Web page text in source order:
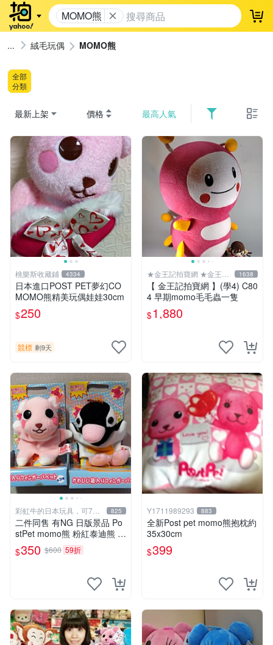
MOMO熊 登
絨毛玩偶 MOMO熊
全部
分類
最新上架 價格 最高人氣
桃樂斯收藏鋪 4334
日本進口POST PET夢幻CO
MOMO熊精美玩偶娃娃30cm
$250
競標 剩9天
★金王記拍寶網 ★金王記
拍寶趣
1638
【 金王記拍寶網 】(學4) C80
4 早期momo毛毛蟲一隻
$1,880
彩虹牛的日本玩具，可7取
付
825
二件同售 有NG 日版景品 Po
stPet momo熊 粉紅泰迪熊 妹
妹 comomo 企鵝 娃娃 布偶
手指頭 娃娃
$350 $600 59折
Y1711989293 883
全新Post pet momo熊抱枕約
35x30cm
$399